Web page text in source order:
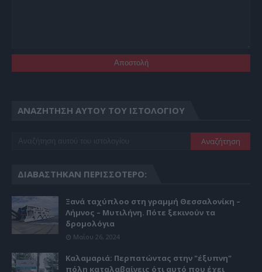
ΑΝΑΖΉΤΗΣΗ ΑΥΤΟΎ ΤΟΥ ΙΣΤΟΛΟΓΊΟΥ
ΔΙΑΒΆΣΤΗΚΑΝ ΠΕΡΙΣΣΌΤΕΡΟ:
Ξανά ταχύπλοο στη γραμμή Θεσσαλονίκη –
Λήμνος – Μυτιλήνη. Πότε ξεκινούν τα
δρομολόγια
Μαΐου 26, 2024
Καλαμαριά: Περπατώντας στην "έξυπνη"
πόλη καταλαβαίνεις ότι αυτό που έχει